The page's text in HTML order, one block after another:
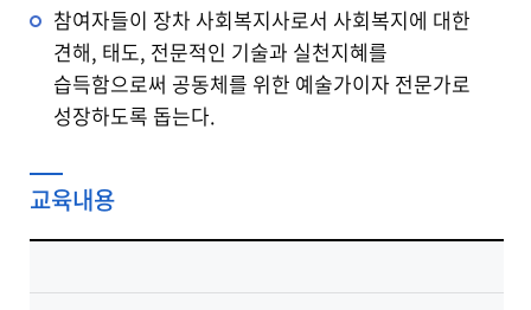
참여자들이 장차 사회복지사로서 사회복지에 대한
견해, 태도, 전문적인 기술과 실천지혜를
습득함으로써 공동체를 위한 예술가이자 전문가로
성장하도록 돕는다.
교육내용